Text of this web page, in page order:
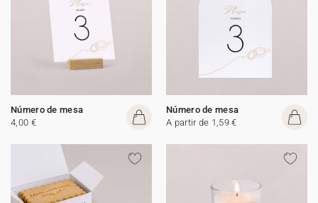
Número de mesa
4,00 €
Número de mesa
A partir de 1,59 €